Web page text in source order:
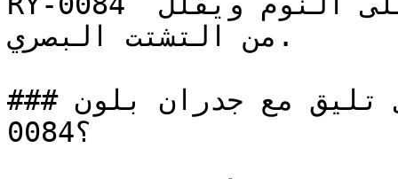
من التشتت البصري.
### ما ألوان الأثاث التي تليق مع جدران بلون RY-
0084؟